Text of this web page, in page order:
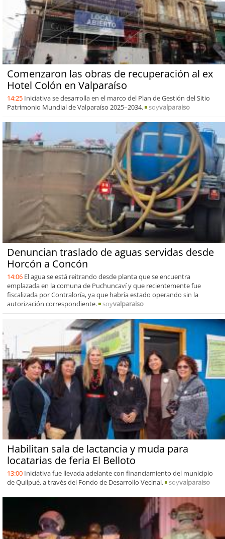
Comenzaron las obras de recuperación al ex
Hotel Colón en Valparaíso
14:25 Iniciativa se desarrolla en el marco del Plan de Gestión del Sitio
Patrimonio Mundial de Valparaíso 2025–2034.
soyvalparaiso
Denuncian traslado de aguas servidas desde
Horcón a Concón
14:06 El agua se está reitrando desde planta que se encuentra
emplazada en la comuna de Puchuncaví y que recientemente fue
fiscalizada por Contraloría, ya que habría estado operando sin la
autorización correspondiente.
soyvalparaiso
Habilitan sala de lactancia y muda para
locatarias de feria El Belloto
13:00 Iniciativa fue llevada adelante con financiamiento del municipio
de Quilpué, a través del Fondo de Desarrollo Vecinal.
soyvalparaiso